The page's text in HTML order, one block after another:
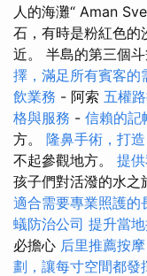
人的海灘“ Aman
石，有時是粉紅色
近。 半島的第三個
擇，滿足所有賓客的
飲業務 - 阿索 五權
格與服務 - 信賴的記
方。 隆鼻手術，打
不起參觀地方。 提
孩子們對活潑的水之
適合需要專業照護的
蟻防治公司 提升當
必擔心 后里推薦按摩
劃，讓每寸空間都發